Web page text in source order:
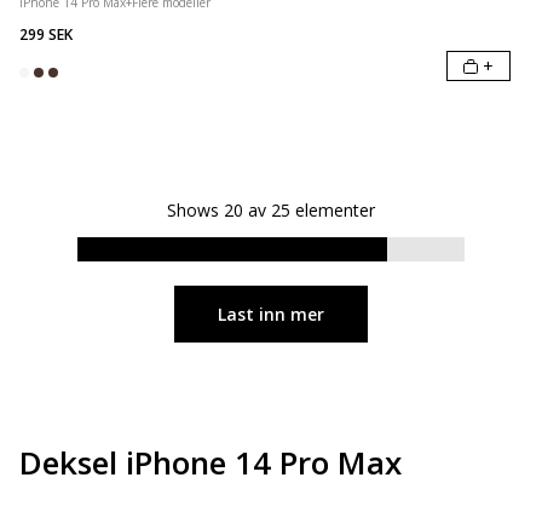
299 SEK
+
Shows 20 av 25 elementer
Last inn mer
Deksel iPhone 14 Pro Max